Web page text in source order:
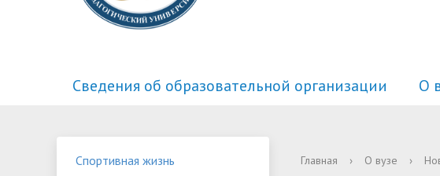
Сведения об образовательной организации О
Факультеты Структура
Спортивная жизнь Научная жизнь
Спортивная жизнь
Главная › О вузе ›